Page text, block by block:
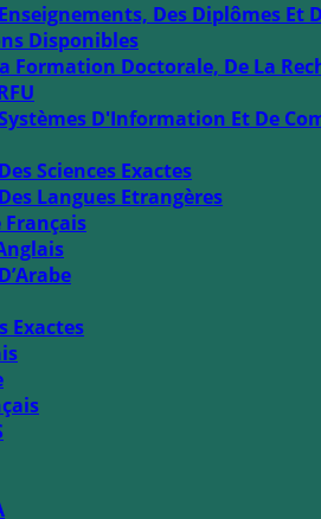
Des Diplômes Et
Disponibles
Formation Doctorale, De La
D'Information Et De
Sciences Exactes
Langues Etrangères
Français
Exactes